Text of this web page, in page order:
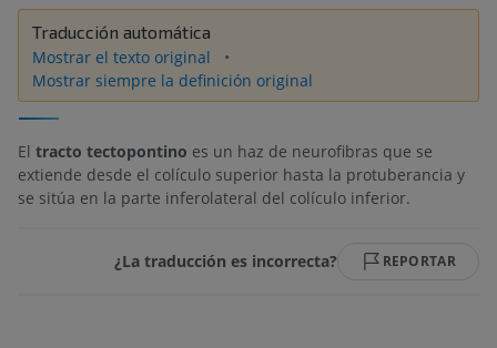
Traducción automática
Mostrar el texto original
Mostrar siempre la definición original
El tracto tectopontino es un haz de neurofibras que se
extiende desde el colículo superior hasta la protuberancia y
se sitúa en la parte inferolateral del colículo inferior.
¿La traducción es incorrecta? REPORTAR